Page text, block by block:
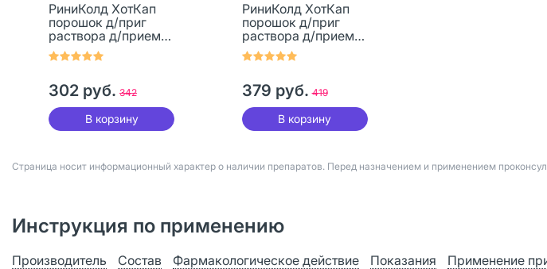
РиниКолд ХотКап
порошок д/приг
раствора д/приема
внутрь апельсин 10
шт
302 руб. 342
В корзину
РиниКолд ХотКап
порошок д/приг
раствора д/приема
внутрь ананас 10 шт
379 руб. 419
В корзину
Страница носит информационный характер о наличии препаратов. Перед назначением и применением
Инструкция по применению
Производитель Состав Фармакологическое действие Показания
Применение